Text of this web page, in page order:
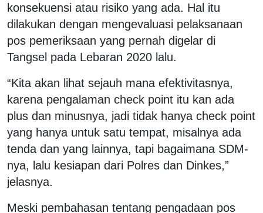
konsekuensi atau risiko yang ada. Hal itu
dilakukan dengan mengevaluasi pelaksanaan
pos pemeriksaan yang pernah digelar di
Tangsel pada Lebaran 2020 lalu.
“Kita akan lihat sejauh mana efektivitasnya,
karena pengalaman check point itu kan ada
plus dan minusnya, jadi tidak hanya check point
yang hanya untuk satu tempat, misalnya ada
tenda dan yang lainnya, tapi bagaimana SDM-
nya, lalu kesiapan dari Polres dan Dinkes,”
jelasnya.
Meski pembahasan tentang pengadaan pos